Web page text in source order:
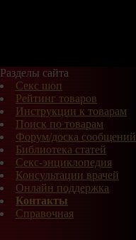
Разделы сайта
Секс шоп
Рейтинг товаров
Инструкции к товарам
Поиск по товарам
Форум/доска сообщений
Библиотека статей
Секс-энциклопедия
Консультации врачей
Онлайн поддержка
Контакты
Справочная